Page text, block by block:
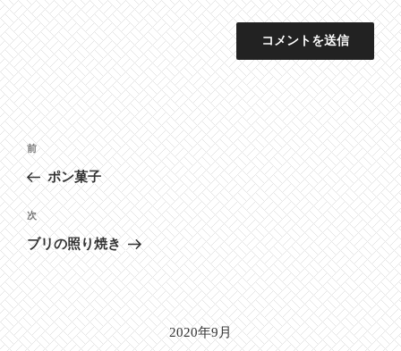
投
稿
ナ
ビ
ゲ
ー
シ
ョ
ン
前
の
投
稿
前
ポン菓子
次
の
投
稿
次
ブリの照り焼き
2020年9月